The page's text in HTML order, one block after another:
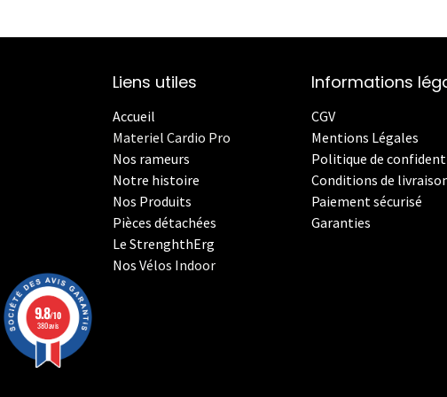
Liens utiles
Accueil
Materiel Cardio Pro
Nos rameurs
Notre histoire
Nos Produits
Pièces détachées
Le StrenghthErg
Nos Vélos Indoor
Informations
CGV
Mentions Légales
Politique de
Conditions de
Paiement sécurisé
Garanties
9.8/10
380 avis